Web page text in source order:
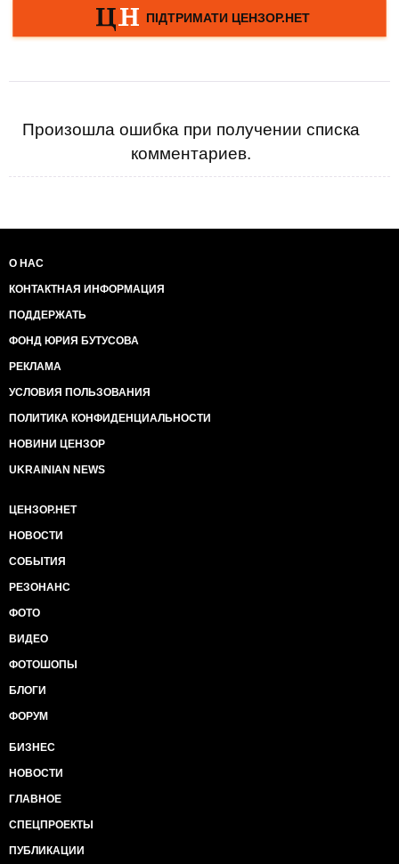
Произошла ошибка при получении списка
комментариев.
О НАС
КОНТАКТНАЯ ИНФОРМАЦИЯ
ПОДДЕРЖАТЬ
ФОНД ЮРИЯ БУТУСОВА
РЕКЛАМА
УСЛОВИЯ ПОЛЬЗОВАНИЯ
ПОЛИТИКА КОНФИДЕНЦИАЛЬНОСТИ
НОВИНИ ЦЕНЗОР
UKRAINIAN NEWS
ЦЕНЗОР.НЕТ
НОВОСТИ
СОБЫТИЯ
РЕЗОНАНС
ФОТО
ВИДЕО
ФОТОШОПЫ
БЛОГИ
ФОРУМ
БИЗНЕС
НОВОСТИ
ГЛАВНОЕ
СПЕЦПРОЕКТЫ
ПУБЛИКАЦИИ